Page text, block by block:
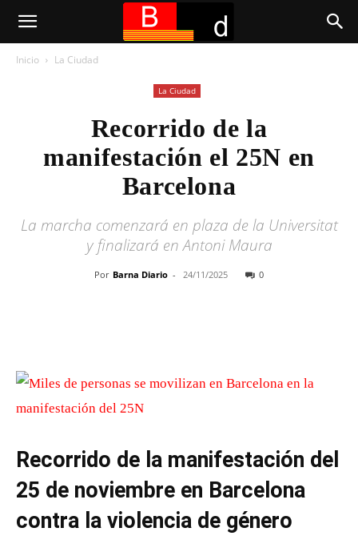
Inicio La Ciudad
La Ciudad
Recorrido de la
manifestación el 25N en
Barcelona
La marcha comenzará en plaza de la Universitat
y finalizará en Antoni Maura
Por Barna Diario - 24/11/2025 0
Recorrido de la manifestación del
25 de noviembre en Barcelona
contra la violencia de género